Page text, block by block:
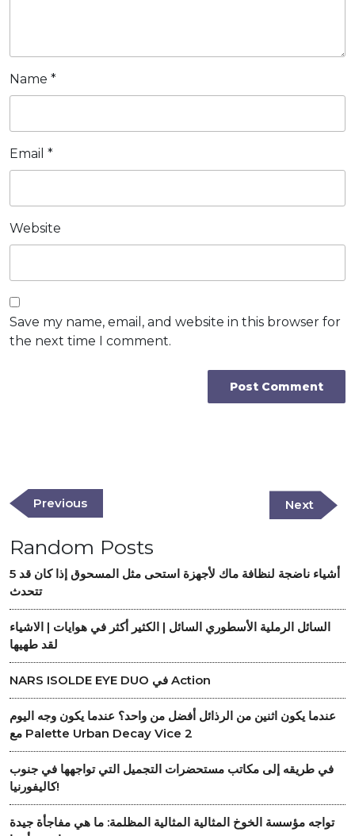
Name *
Email *
Website
Save my name, email, and website in this browser for
the next time I comment.
navigation
Previous
Post
Previous
Next
Post
Next
Random Posts
5 أشياء ناضجة لنظافة ماك لأجهزة استحى مثل المسحوق إذا كان قد
تتحدث
السائل الرملية الأسطوري السائل | الكثير أكثر في هوايات | الاشياء
لقد طهيها
NARS ISOLDE EYE DUO في Action
عندما يكون اثنين من الرذائل أفضل من واحد؟ عندما يكون وجه اليوم
مع Palette Urban Decay Vice 2
في طريقه إلى مكاتب مستحضرات التجميل التي تواجهها في جنوب
كاليفورنيا!
تواجه مؤسسة الخوخ المثالية المثالية المظلمة: ما هي مفاجأة جيدة